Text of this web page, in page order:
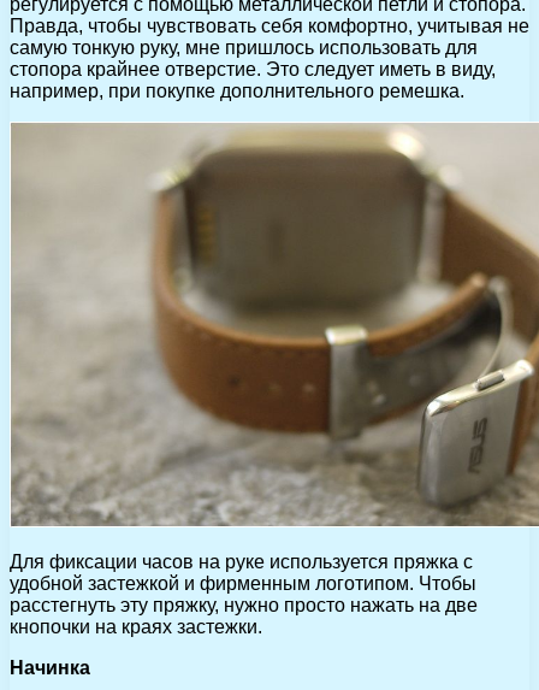
Правда, чтобы чувствовать себя комфортно, учитывая не
самую тонкую руку, мне пришлось использовать для
стопора крайнее отверстие. Это следует иметь в виду,
например, при покупке дополнительного ремешка.
Для фиксации часов на руке используется пряжка с
удобной застежкой и фирменным логотипом. Чтобы
расстегнуть эту пряжку, нужно просто нажать на две
кнопочки на краях застежки.
Начинка